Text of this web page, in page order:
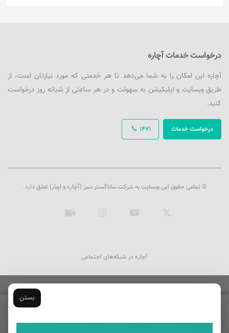
درخواست خدمات آچاره
آچاره این امکان را به شما می‌دهد تا هر خدمتی که مورد نیازتان است، از
طریق وبسایت و اپلیکیشن به سهولت و در هر ساعتی از شبانه روز درخواست
کنید.
1471 درخواست خدمات
© تمامی حقوق این وبسایت به شرکت ساناگستر سبز (آچاره و اوبار) تعلق دارد.
یوتیوب اینستاگرام
آچاره در شبکه‌های اجتماعی
بستن